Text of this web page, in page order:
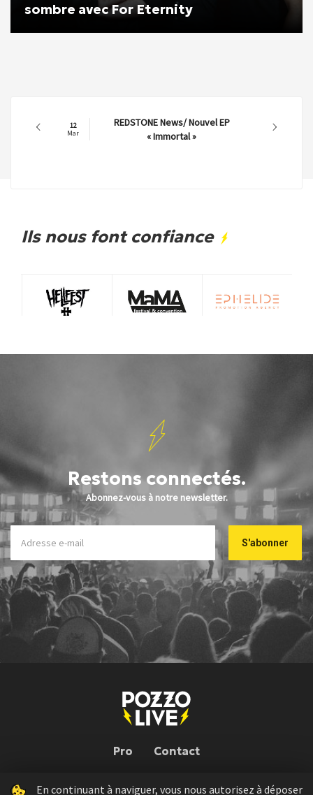
sombre avec For Eternity
12
Mar
REDSTONE News/ Nouvel EP
« Immortal »
Ils nous font confiance
Restons connectés.
Abonnez-vous à notre newsletter.
Pro Contact
En continuant à naviguer, vous nous autorisez à déposer